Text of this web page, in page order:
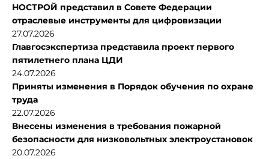
НОСТРОЙ представил в Совете Федерации
отраслевые инструменты для цифровизации
27.07.2026
Главгосэкспертиза представила проект первого
пятилетнего плана ЦДИ
24.07.2026
Приняты изменения в Порядок обучения по охране
труда
22.07.2026
Внесены изменения в требования пожарной
безопасности для низковольтных электроустановок
20.07.2026